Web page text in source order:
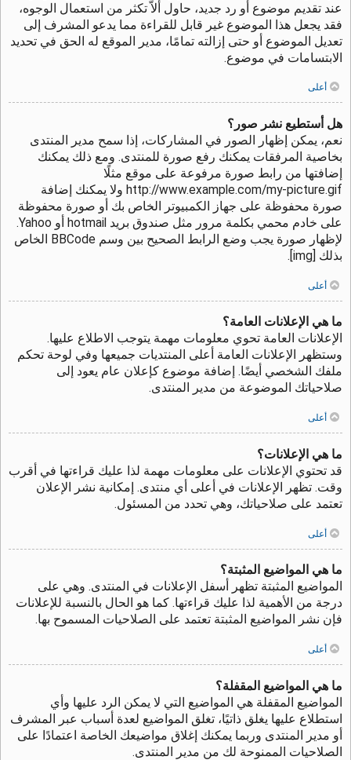
عند تقديم موضوع أو رد جديد، حاول ألاّ تكثر من استعمال الوجوه،
فقد يجعل هذا الموضوع غير قابل للقراءة مما يدعو المشرف إلى
تعديل الموضوع أو حتى إزالته تمامًا، مدير الموقع له الحق في تحديد
الابتسامات في موضوع.
أعلى
هل أستطيع نشر صور؟
نعم، يمكن إظهار الصور في المشاركات، إذا سمح مدير المنتدى
بخاصية المرفقات يمكنك رفع صورة للمنتدى. ومع ذلك يمكنك
إضافتها من رابط صورة مرفوعة على موقع مثلًا
http://www.example.com/my-picture.gif ولا يمكنك إضافة
صورة محفوظة على جهاز الكمبيوتر الخاص بك أو صورة محفوظة
على خادم محمي بكلمة مرور مثل صندوق بريد hotmail أو Yahoo.
لإظهار صورة يجب وضع الرابط الصحيح بين وسم BBCode الخاص
بذلك [img].
أعلى
ما هي الإعلانات العامة؟
الإعلانات العامة تحوي معلومات مهمة يتوجب الاطلاع عليها.
وستظهر الإعلانات العامة أعلى المنتديات جميعها وفي لوحة تحكم
ملفك الشخصي أيضًا. إضافة موضوع كإعلان عام يعود إلى
صلاحياتك الموضوعة من مدير المنتدى.
أعلى
ما هي الإعلانات؟
قد تحتوي الإعلانات على معلومات مهمة لذا عليك قراءتها في أقرب
وقت. تظهر الإعلانات في أعلى أي منتدى. إمكانية نشر الإعلان
تعتمد على صلاحياتك، وهي تحدد من المسئول.
أعلى
ما هي المواضيع المثبتة؟
المواضيع المثبتة تظهر أسفل الإعلانات في المنتدى. وهي على
درجة من الأهمية لذا عليك قراءتها. كما هو الحال بالنسبة للإعلانات
فإن نشر المواضيع المثبتة تعتمد على الصلاحيات المسموح بها.
أعلى
ما هي المواضيع المقفلة؟
المواضيع المقفلة هي المواضيع التي لا يمكن الرد عليها وأي
استطلاع عليها يغلق ذاتيًا، تغلق المواضيع لعدة أسباب عبر المشرف
أو مدير المنتدى وربما يمكنك إغلاق مواضيعك الخاصة اعتمادًا على
الصلاحيات الممنوحة لك من مدير المنتدى.